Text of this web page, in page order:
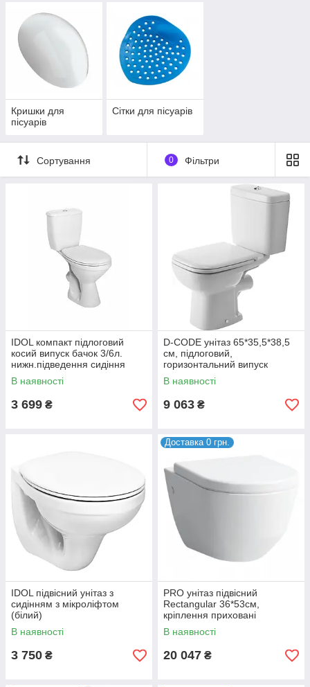
Кришки для
пісуарів
Сітки для пісуарів
Сортування 0 Фільтри
IDOL компакт підлоговий
косий випуск бачок 3/6л.
нижн.підведення сидіння
м'яке (укр.)
В наявності
3 699 ₴
D-CODE унітаз 65*35,5*38,5
см, підлоговий,
горизонтальний випуск
В наявності
9 063 ₴
IDOL підвісний унітаз з
сидінням з мікроліфтом
(білий)
В наявності
3 750 ₴
Доставка 0 грн.
PRO унітаз підвісний
Rectangular 36*53см,
кріплення приховані
В наявності
20 047 ₴